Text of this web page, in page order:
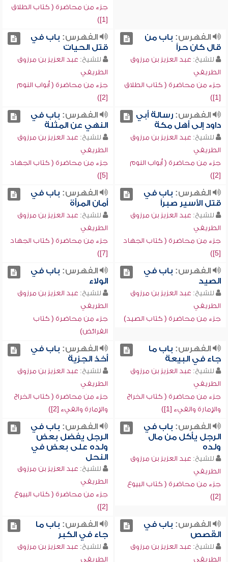
جزء من محاضرة ( كتاب الطلاق
[1])
الفهرس: باب من
قال كان حراً
للشيخ: عبد العزيز بن مرزوق
الطريفي
جزء من محاضرة ( كتاب الطلاق
[1])
الفهرس: باب في
قتل الحيات
للشيخ: عبد العزيز بن مرزوق
الطريفي
جزء من محاضرة ( أبواب النوم
[2])
الفهرس:رسالة أبي
داود إلى أهل مكة
للشيخ: عبد العزيز بن مرزوق
الطريفي
جزء من محاضرة ( أبواب النوم
[2])
الفهرس: باب في
النهي عن المثلة
للشيخ: عبد العزيز بن مرزوق
الطريفي
جزء من محاضرة ( كتاب الجهاد
[5])
الفهرس: باب في
قتل الأسير صبراً
للشيخ: عبد العزيز بن مرزوق
الطريفي
جزء من محاضرة ( كتاب الجهاد
[5])
الفهرس: باب في
أمان المرأة
للشيخ: عبد العزيز بن مرزوق
الطريفي
جزء من محاضرة ( كتاب الجهاد
[7])
الفهرس: باب في
الصيد
للشيخ: عبد العزيز بن مرزوق
الطريفي
جزء من محاضرة ( كتاب الصيد)
الفهرس: باب في
الولاء
للشيخ: عبد العزيز بن مرزوق
الطريفي
جزء من محاضرة ( كتاب
الفرائض)
الفهرس: باب ما
جاء في البيعة
للشيخ: عبد العزيز بن مرزوق
الطريفي
جزء من محاضرة ( كتاب الخراج
والإمارة والفيء [1])
الفهرس: باب في
أخذ الجزية
للشيخ: عبد العزيز بن مرزوق
الطريفي
جزء من محاضرة ( كتاب الخراج
والإمارة والفيء [2])
الفهرس: باب في
الرجل يأكل من مال
ولده
للشيخ: عبد العزيز بن مرزوق
الطريفي
جزء من محاضرة ( كتاب البيوع
[2])
الفهرس: باب في
الرجل يفضل بعض
ولده على بعض في
النحل
للشيخ: عبد العزيز بن مرزوق
الطريفي
جزء من محاضرة ( كتاب البيوع
[2])
الفهرس: باب في
القصص
للشيخ: عبد العزيز بن مرزوق
الطريفي
الفهرس: باب ما
جاء في الكبر
للشيخ: عبد العزيز بن مرزوق
الطريفي